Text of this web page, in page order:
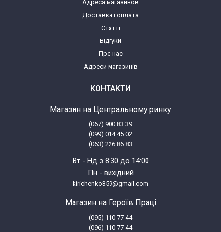
ABS VLS QH 80 D
ABS VLS INOX PW 30 D
ABS VLS INOX PW 50 D
ABS VLS INOX PW 80 D
ABS VLS INOX PW 100 D
ABS VLS INOX QH 30 D
ABS VLS INOX QH 80 D
Адреса магазинов
Доставка і оплата
Статті
Відгуки
Про нас
Адреси магазинів
КОНТАКТИ
Магазин на Центральному ринку
(067) 900 83 39
(099) 014 45 02
(063) 226 86 83
Вт - Нд з 8:30 до 14:00
Пн - вихідний
kirichenko359@gmail.com
Магазин на Героїв Праці
(095) 110 77 44
(096) 110 77 44